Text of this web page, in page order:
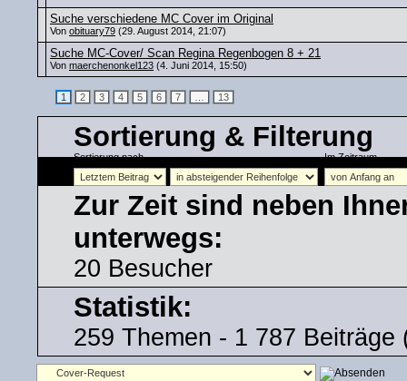
Suche verschiedene MC Cover im Original
Von obituary79 (29. August 2014, 21:07)
Suche MC-Cover/ Scan Regina Regenbogen 8 + 21
Von maerchenonkel123 (4. Juni 2014, 15:50)
1 2 3 4 5 6 7 13
Sortierung & Filterung
Sortierung nach Im Zeitraum
Zur Zeit sind neben
unterwegs:
20 Besucher
Statistik:
259 Themen - 1 787 Beiträge